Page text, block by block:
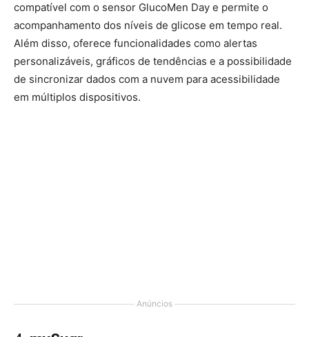
compatível com o sensor GlucoMen Day e permite o
acompanhamento dos níveis de glicose em tempo real.
Além disso, oferece funcionalidades como alertas
personalizáveis, gráficos de tendências e a possibilidade
de sincronizar dados com a nuvem para acessibilidade
em múltiplos dispositivos.
Anúncios